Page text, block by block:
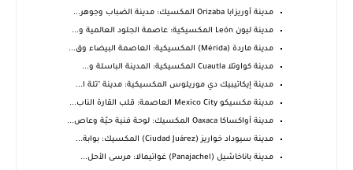
مدينة أوريزابا Orizaba المكسيك: مدينة الضباب وجوهر...
مدينة ليون León المكسيكية: عاصمة الجلود العالمية و...
مدينة ماردة (Mérida) المكسيكية: العاصمة البيضاء وق...
مدينة كواوتلا Cuautla المكسيكية: المدينة الباسلة و...
مدينة إيكاتيبيك دي موريلوس المكسيكية: مدينة "تلة ا...
مدينة مكسيكو Mexico City العاصمة: قلب القارة الناب...
مدينة أواكساكا Oaxaca المكسيك: لوحة فنية حيّة وعاص...
مدينة سيوداد خواريز (Ciudad Juárez) المكسيك: بوابة...
مدينة باناخاشيل (Panajachel) غواتيمالا: مرسى الأحل...